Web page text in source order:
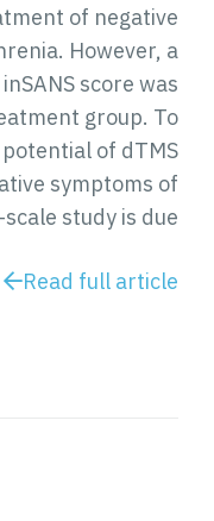
of negative
However, a
score was
group. To
of dTMS
symptoms of
study is due.
Read full article